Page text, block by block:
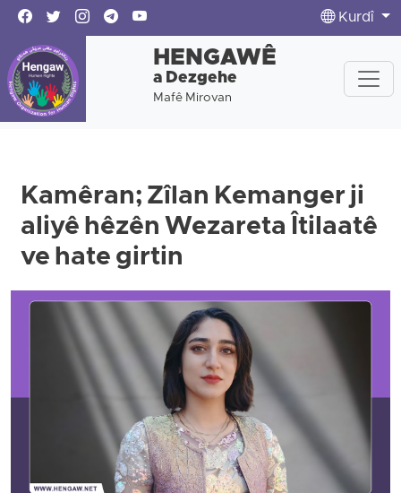
Kurdî
HENGAWÊ
a Dezgehe
Mafê Mirovan
Kamêran; Zîlan Kemanger ji
aliyê hêzên Wezareta Îtilaatê
ve hate girtin